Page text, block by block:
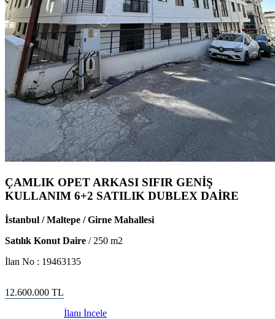
ÇAMLIK OPET ARKASI SIFIR GENİŞ
KULLANIM 6+2 SATILIK DUBLEX DAİRE
İstanbul / Maltepe / Girne Mahallesi
Satılık Konut Daire / 250 m2
İlan No : 19463135
12.600.000 TL
İlanı İncele